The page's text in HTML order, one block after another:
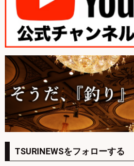
TSURINEWSをフォローする